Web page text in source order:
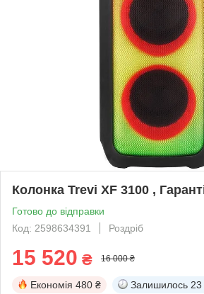
Колонка Trevi XF 3100 ,
Готово до відправки
Код: 2598634391
Роздріб
15 520 ₴ 16 000 ₴
Економія 480 ₴ Залишилось 23